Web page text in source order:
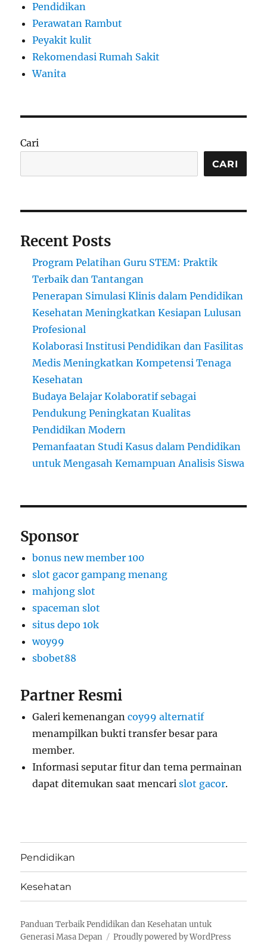
Pendidikan
Perawatan Rambut
Peyakit kulit
Rekomendasi Rumah Sakit
Wanita
Cari
CARI
Recent Posts
Program Pelatihan Guru STEM: Praktik
Terbaik dan Tantangan
Penerapan Simulasi Klinis dalam Pendidikan
Kesehatan Meningkatkan Kesiapan Lulusan
Profesional
Kolaborasi Institusi Pendidikan dan Fasilitas
Medis Meningkatkan Kompetensi Tenaga
Kesehatan
Budaya Belajar Kolaboratif sebagai
Pendukung Peningkatan Kualitas
Pendidikan Modern
Pemanfaatan Studi Kasus dalam Pendidikan
untuk Mengasah Kemampuan Analisis Siswa
Sponsor
bonus new member 100
slot gacor gampang menang
mahjong slot
spaceman slot
situs depo 10k
woy99
sbobet88
Partner Resmi
Galeri kemenangancoy99 alternatif
menampilkan bukti transfer besar para
member.
Informasi seputar fitur dan tema permainan
dapat ditemukan saat mencarislot gacor.
Pendidikan
Kesehatan
Panduan Terbaik Pendidikan dan Kesehatan untuk
Generasi Masa Depan
Proudly powered by WordPress